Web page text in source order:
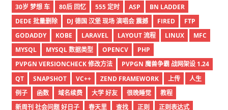
30岁 梦想 车 80后 回忆 555 定时 ASP
BN LADDER
DEDE 批量删除
DJ 德国 汉堡 现场 演唱会 震撼 FIRED
FTP
GODADDY
KOBE LARAVEL LAYOUT 流程 LINUX
MFC
MYSQL
MYSQL 数据类型 OPENCV
PHP
PVPGN VERSIONCHECK 修改方法
PVPGN 魔兽争霸 战网架设 1.24
QT
SNAPSHOT VC++ ZEND FRAMEWORK 上传
人生
例子
函数 域名续费 大学 好友 很晚睡觉
教程
新周刊 社会问题 好日子
春天里 查找 正则
正则表达式